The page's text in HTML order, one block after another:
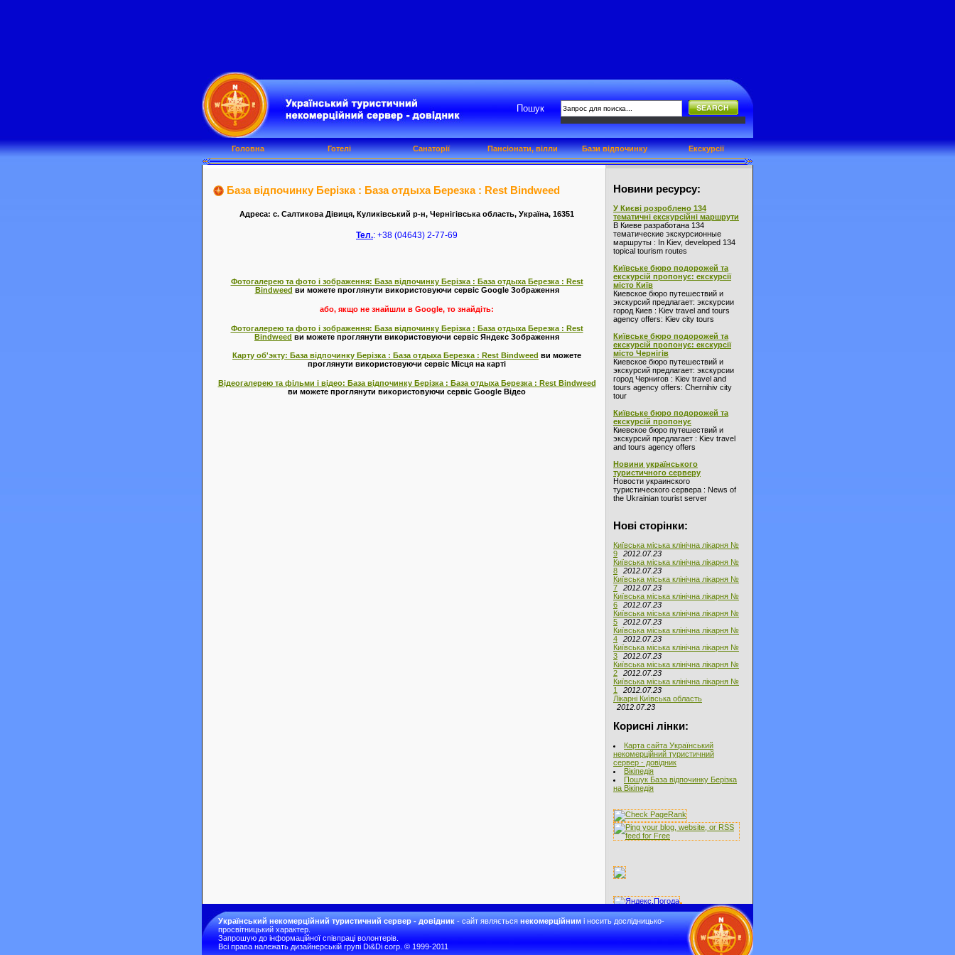
Новини ресурсу:
У Києві розроблено 134
тематичні екскурсійні маршрути
В Киеве разработана 134
тематические экскурсионные
маршруты : In Kiev, developed 134
topical tourism routes
Київське бюро подорожей та
екскурсій пропонує: екскурсії
місто Київ
Киевское бюро путешествий и
экскурсий предлагает: экскурсии
город Киев : Kiev travel and tours
agency offers: Kiev city tours
Київське бюро подорожей та
екскурсій пропонує: екскурсії
місто Чернігів
Киевское бюро путешествий и
экскурсий предлагает: экскурсии
город Чернигов : Kiev travel and
tours agency offers: Chernihiv city
tour
Київське бюро подорожей та
екскурсій пропонує
Киевское бюро путешествий и
экскурсий предлагает : Kiev travel
and tours agency offers
Новини українського
туристичного серверу
Новости украинского
туристического сервера : News of
the Ukrainian tourist server
Нові сторінки:
Київська міська клінічна лікарня №
9
2012.07.23
Київська міська клінічна лікарня №
8
2012.07.23
Київська міська клінічна лікарня №
7
2012.07.23
Київська міська клінічна лікарня №
6
2012.07.23
Київська міська клінічна лікарня №
5
2012.07.23
Київська міська клінічна лікарня №
4
2012.07.23
Київська міська клінічна лікарня №
3
2012.07.23
Київська міська клінічна лікарня №
2
2012.07.23
Київська міська клінічна лікарня №
1
2012.07.23
Лікарні Київська область
2012.07.23
Корисні лінки:
Карта сайта Український
некомерційний туристичний
сервер - довідник
Вікіпедія
Пошук База відпочинку Берізка
на Вікіпедія
База відпочинку Берізка : База отдыха Березка : Rest Bindweed
Адреса: с. Салтикова Дівиця, Куликівський р-н, Чернігівська область, Україна, 16351
Тел.: +38 (04643) 2-77-69
Фотогалерею та фото і зображення: База відпочинку Берізка : База отдыха Березка : Rest
Bindweed ви можете проглянути використовуючи сервіс Google Зображення
або, якщо не знайшли в Google, то знайдіть:
Фотогалерею та фото і зображення: База відпочинку Берізка : База отдыха Березка : Rest
Bindweed ви можете проглянути використовуючи сервіс Яндекс Зображення
Карту об'экту: База відпочинку Берізка : База отдыха Березка : Rest Bindweed ви можете
проглянути використовуючи сервіс Місця на карті
Відеогалерею та фільми і відео: База відпочинку Берізка : База отдыха Березка : Rest Bindweed
ви можете проглянути використовуючи сервіс Google Відео
Пошук
Головна Готелі Санаторії Пансіонати, вілли Бази відпочинку Екскурсії
Український некомерційний туристичний сервер - довідник- сайт являєтьсянекомерційнимі носить дослідницько-
просвітницький характер.
Запрошую до інформаційної співпраці волонтерів.
Всі права належать дизайнерській групі Di&Di corp. © 1999-2011